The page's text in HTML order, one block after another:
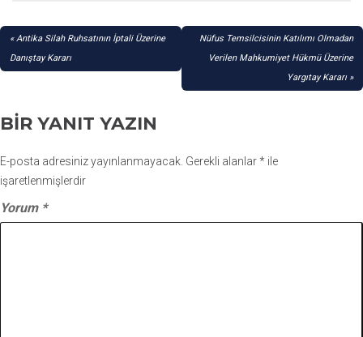
YAZI
GEZINMESI
Antika Silah Ruhsatının İptali Üzerine
Danıştay Kararı
Nüfus Temsilcisinin Katılımı Olmadan
Verilen Mahkumiyet Hükmü Üzerine
Yargıtay Kararı
BIR YANIT YAZIN
E-posta adresiniz yayınlanmayacak. Gerekli alanlar* ile
işaretlenmişlerdir
Yorum *